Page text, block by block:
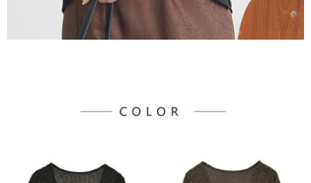
５．嚴禁一人註冊多個帳號或使用他人資訊註冊。若發現惡意使用之情形，
恩沛科技股份有限公司將有權停止該用戶之使用額度並採取法律行動。